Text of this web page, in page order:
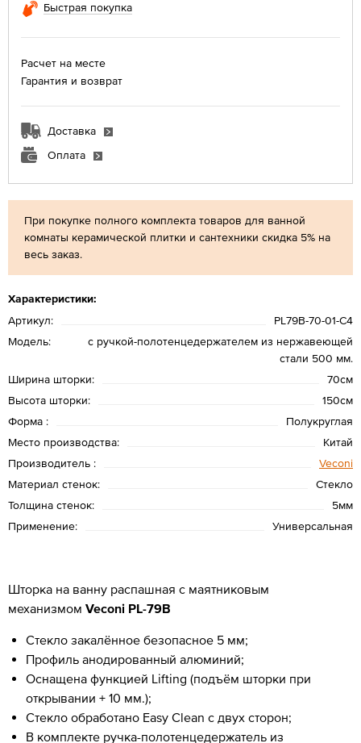
При покупке полного комплекта товаров для ванной
комнаты керамической плитки и сантехники скидка 5% на
весь заказ.
Характеристики:
Артикул:
PL79B-70-01-C4
Модель:
с ручкой-полотенцедержателем из нержавеющей
стали 500 мм.
Ширина шторки:
70см
Высота шторки:
150см
Форма :
Полукруглая
Место производства:
Китай
Производитель :
Veconi
Материал стенок:
Стекло
Толщина стенок:
5мм
Применение:
Универсальная
Быстрая покупка
Расчет на месте
Гарантия и возврат
Доставка
Оплата
Шторка на ванну распашная с маятниковым
механизмом Veconi PL-79B
Стекло закалённое безопасное 5 мм;
Профиль анодированный алюминий;
Оснащена функцией Lifting (подъём шторки при
открывании + 10 мм.);
Стекло обработано Easy Clean с двух сторон;
В комплекте ручка-полотенцедержатель из